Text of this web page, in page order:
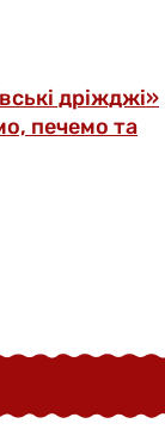
дріжджі»
печемо та